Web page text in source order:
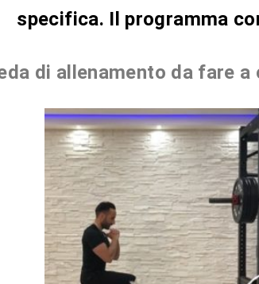
specifica. Il programma
di allenamento da fare a